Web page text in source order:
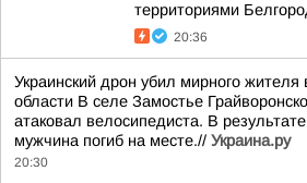
территориями
20:36
Украинский дрон убил мирного жителя
области В селе Замостье
атаковал велосипедиста. В
мужчина погиб на месте.// Украина.ру
20:30